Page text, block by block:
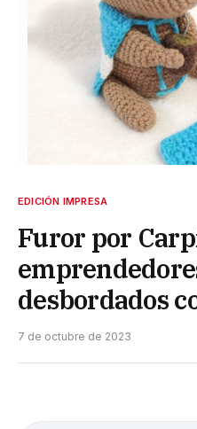
EDICIÓN IMPRESA
Furor por
desbordados
7 de octubre de 2023